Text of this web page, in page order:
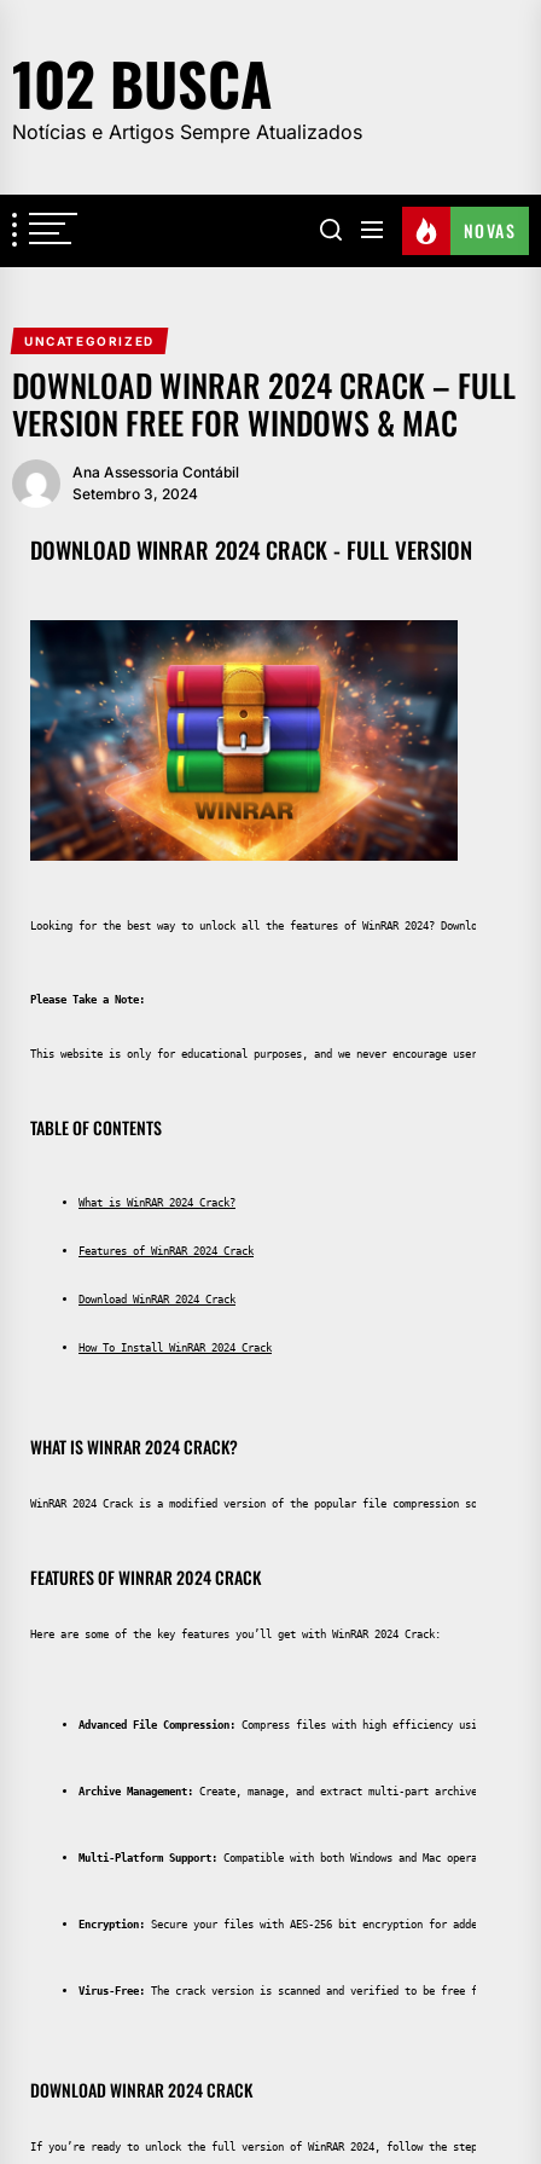
the
content
102 BUSCA
Notícias e Artigos Sempre Atualizados
NOVAS
UNCATEGORIZED
DOWNLOAD WINRAR 2024 CRACK – FULL
VERSION FREE FOR WINDOWS & MAC
Ana Assessoria Contábil
Setembro 3, 2024
DOWNLOAD WINRAR 2024 CRACK - FULL VERSION FOR
Looking for the best way to unlock all the features of WinRAR 2024? Download
Please Take a Note:
This website is only for educational purposes, and we never encourage users to
TABLE OF CONTENTS
What is WinRAR 2024 Crack?
Features of WinRAR 2024 Crack
Download WinRAR 2024 Crack
How To Install WinRAR 2024 Crack
WHAT IS WINRAR 2024 CRACK?
WinRAR 2024 Crack is a modified version of the popular file compression
FEATURES OF WINRAR 2024 CRACK
Here are some of the key features you’ll get with WinRAR 2024 Crack:
Advanced File Compression: Compress files with high efficiency using RAR
Archive Management: Create, manage, and extract multi-part archives with
Multi-Platform Support: Compatible with both Windows and Mac operating
Encryption: Secure your files with AES-256 bit encryption for added
Virus-Free: The crack version is scanned and verified to be free from viruses
DOWNLOAD WINRAR 2024 CRACK
If you’re ready to unlock the full version of WinRAR 2024, follow the steps below to